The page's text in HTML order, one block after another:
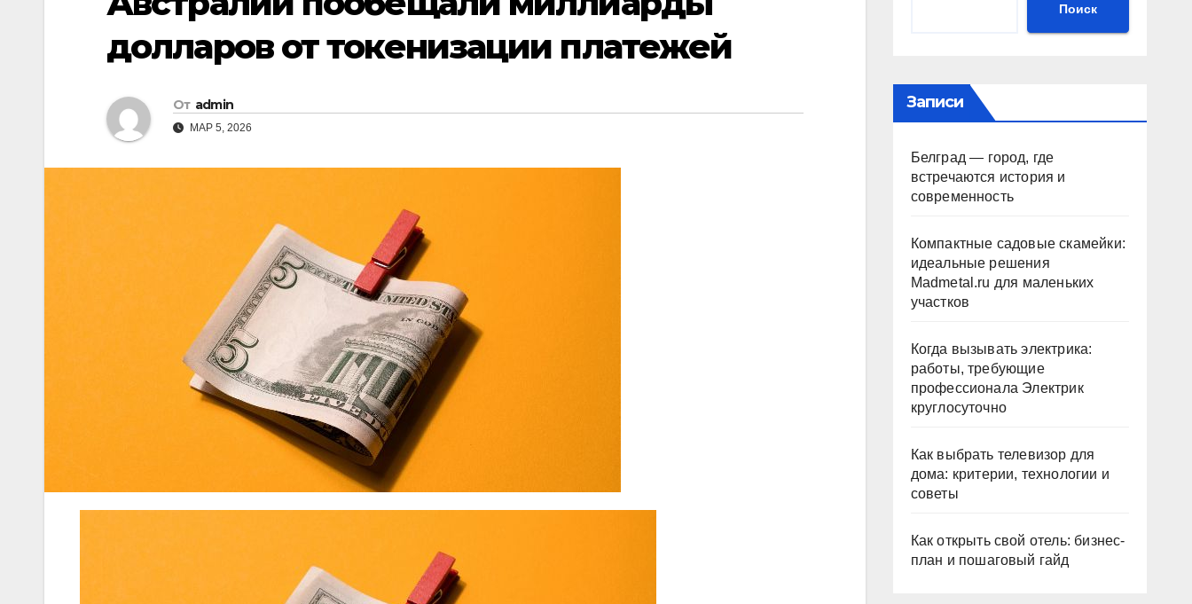
долларов от токенизации платежей
От admin
МАР 5, 2026
Поиск
Записи
Белград — город, где
встречаются история и
современность
Компактные садовые скамейки:
идеальные решения
Madmetal.ru для маленьких
участков
Когда вызывать электрика:
работы, требующие
профессионала Электрик
круглосуточно
Как выбрать телевизор для
дома: критерии, технологии и
советы
Как открыть свой отель: бизнес-
план и пошаговый гайд